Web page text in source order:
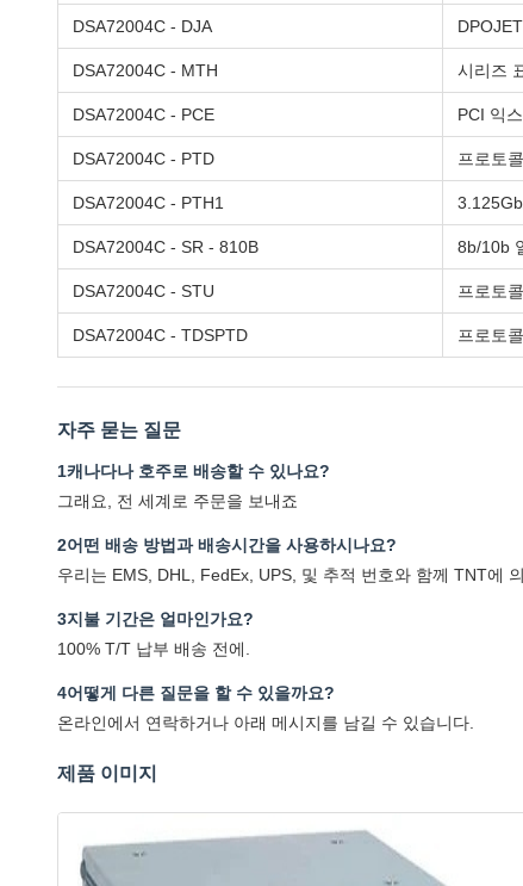
DSA72004C - DJA
DSA72004C - MTH 시리즈
DSA72004C - PCE PCI 익
DSA72004C - PTD 프로토
DSA72004C - PTH1
DSA72004C - SR - 810B 8b/10b
DSA72004C - STU 프로토
DSA72004C - TDSPTD 프로토
자주 묻는 질문
1캐나다나 호주로 배송할 수 있나요?
그래요, 전 세계로 주문을 보내죠
2어떤 배송 방법과 배송시간을 사용하시나요?
우리는 EMS, DHL, FedEx, UPS, 및 추적 번호와 함께 TNT에
3지불 기간은 얼마인가요?
100% T/T 납부 배송 전에.
4어떻게 다른 질문을 할 수 있을까요?
온라인에서 연락하거나 아래 메시지를 남길 수 있습니다.
제품 이미지